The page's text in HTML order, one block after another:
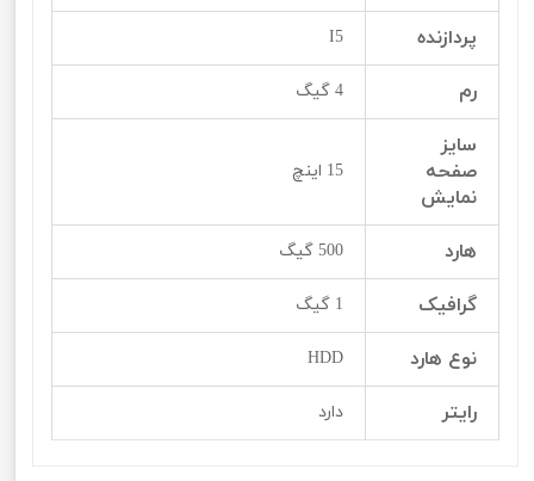
پردازنده I5
رم 4 گیگ
سایز
صفحه
نمایش
15 اینچ
هارد 500 گیگ
گرافیک 1 گیگ
نوع هارد HDD
رایتر دارد